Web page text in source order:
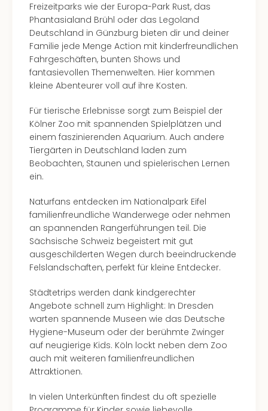
Freizeitparks wie der Europa-Park Rust, das
Phantasialand Brühl oder das Legoland
Deutschland in Günzburg bieten dir und deiner
Familie jede Menge Action mit kinderfreundlichen
Fahrgeschäften, bunten Shows und
fantasievollen Themenwelten. Hier kommen
kleine Abenteurer voll auf ihre Kosten.
Für tierische Erlebnisse sorgt zum Beispiel der
Kölner Zoo mit spannenden Spielplätzen und
einem faszinierenden Aquarium. Auch andere
Tiergärten in Deutschland laden zum
Beobachten, Staunen und spielerischen Lernen
ein.
Naturfans entdecken im Nationalpark Eifel
familienfreundliche Wanderwege oder nehmen
an spannenden Rangerführungen teil. Die
Sächsische Schweiz begeistert mit gut
ausgeschilderten Wegen durch beeindruckende
Felslandschaften, perfekt für kleine Entdecker.
Städtetrips werden dank kindgerechter
Angebote schnell zum Highlight: In Dresden
warten spannende Museen wie das Deutsche
Hygiene-Museum oder der berühmte Zwinger
auf neugierige Kids. Köln lockt neben dem Zoo
auch mit weiteren familienfreundlichen
Attraktionen.
In vielen Unterkünften findest du oft spezielle